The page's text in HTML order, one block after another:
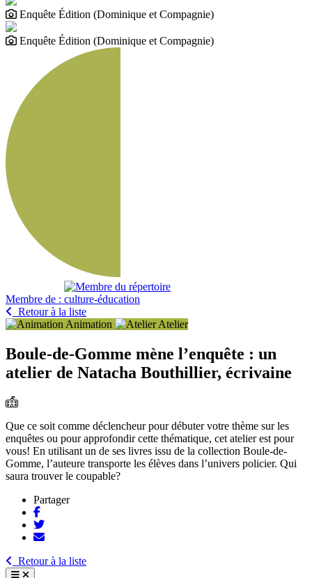
Enquête Édition (Dominique et Compagnie)
Enquête Édition (Dominique et Compagnie)
Membre de :
Retour à la liste
Animation
Atelier
Boule-de-Gomme mène l’enquête : un
atelier de Natacha Bouthillier, écrivaine
Que ce soit comme déclencheur pour débuter votre thème sur les
enquêtes ou pour approfondir cette thématique, cet atelier est pour
vous! En utilisant un de ses livres issu de la collection Boule-de-
Gomme, l’auteure transporte les élèves dans l’univers policier. Qui
saura trouver le coupable?
Partager
Retour à la liste